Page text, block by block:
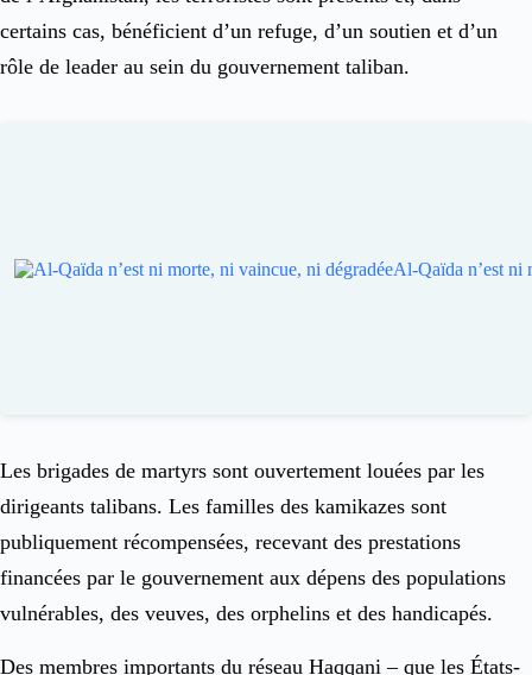
certains cas, bénéficient d’un refuge, d’un soutien et d’un
rôle de leader au sein du gouvernement taliban.
Les brigades de martyrs sont ouvertement louées par les
dirigeants talibans. Les familles des kamikazes sont
publiquement récompensées, recevant des prestations
financées par le gouvernement aux dépens des populations
vulnérables, des veuves, des orphelins et des handicapés.
Des membres importants du réseau Haqqani – que les États-